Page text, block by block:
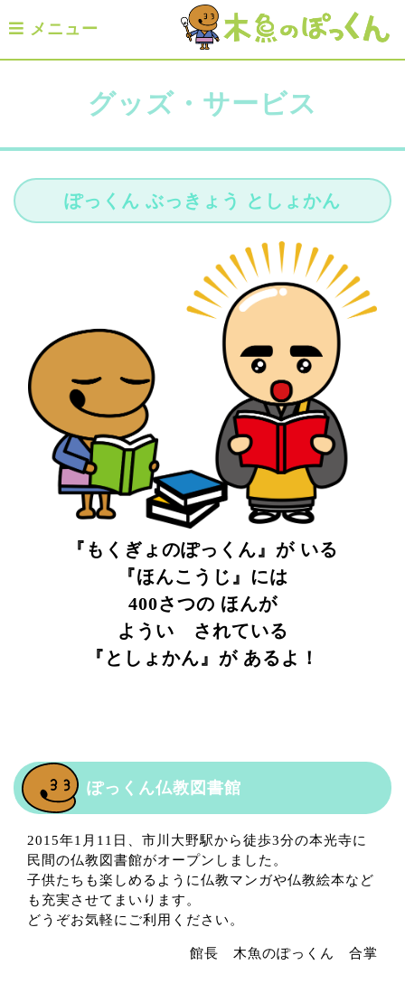
メニュー
グッズ・サービス
ぽっくん ぶっきょう としょかん
『もくぎょのぽっくん』が いる
『ほんこうじ』には
400さつの ほんが
ようい されている
『としょかん』が あるよ！
ぽっくん仏教図書館
2015年1月11日、市川大野駅から徒歩3分の本光寺に
民間の仏教図書館がオープンしました。
子供たちも楽しめるように仏教マンガや仏教絵本など
も充実させてまいります。
どうぞお気軽にご利用ください。
館長 木魚のぽっくん 合掌